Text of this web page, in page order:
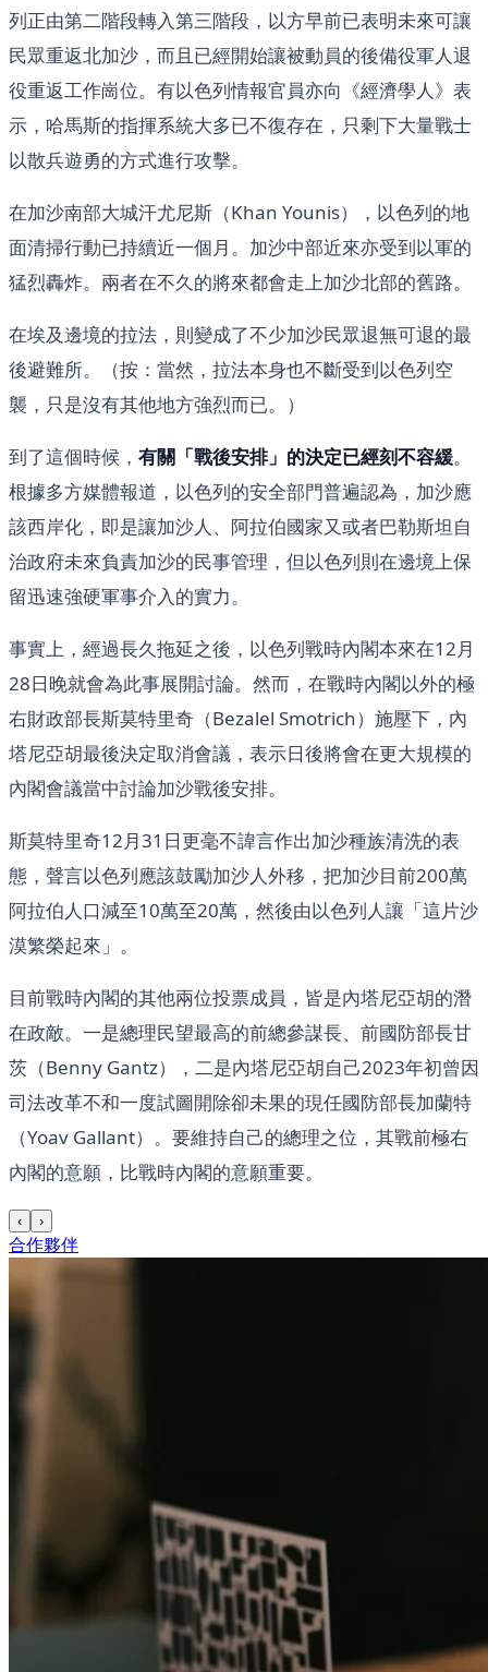
列正由第二階段轉入第三階段，以方早前已表明未來可讓
民眾重返北加沙，而且已經開始讓被動員的後備役軍人退
役重返工作崗位。有以色列情報官員亦向《經濟學人》表
示，哈馬斯的指揮系統大多已不復存在，只剩下大量戰士
以散兵遊勇的方式進行攻擊。
在加沙南部大城汗尤尼斯（Khan Younis），以色列的地
面清掃行動已持續近一個月。加沙中部近來亦受到以軍的
猛烈轟炸。兩者在不久的將來都會走上加沙北部的舊路。
在埃及邊境的拉法，則變成了不少加沙民眾退無可退的最
後避難所。（按：當然，拉法本身也不斷受到以色列空
襲，只是沒有其他地方強烈而已。）
到了這個時候， 有關「戰後安排」的決定已經刻不容緩。
根據多方媒體報道，以色列的安全部門普遍認為，加沙應
該西岸化，即是讓加沙人、阿拉伯國家又或者巴勒斯坦自
治政府未來負責加沙的民事管理，但以色列則在邊境上保
留迅速強硬軍事介入的實力。
事實上，經過長久拖延之後，以色列戰時內閣本來在12月
28日晚就會為此事展開討論。然而，在戰時內閣以外的極
右財政部長斯莫特里奇（Bezalel Smotrich）施壓下，內
塔尼亞胡最後決定取消會議，表示日後將會在更大規模的
內閣會議當中討論加沙戰後安排。
斯莫特里奇12月31日更毫不諱言作出加沙種族清洗的表
態，聲言以色列應該鼓勵加沙人外移，把加沙目前200萬
阿拉伯人口減至10萬至20萬，然後由以色列人讓「這片沙
漠繁榮起來」。
目前戰時內閣的其他兩位投票成員，皆是內塔尼亞胡的潛
在政敵。一是總理民望最高的前總參謀長、前國防部長甘
茨（Benny Gantz），二是內塔尼亞胡自己2023年初曾因
司法改革不和一度試圖開除卻未果的現任國防部長加蘭特
（Yoav Gallant）。要維持自己的總理之位，其戰前極右
內閣的意願，比戰時內閣的意願重要。
‹ ›
合作夥伴